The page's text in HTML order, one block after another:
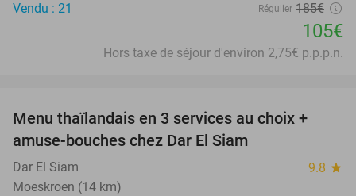
Vendu : 21
Régulier 185€
105€
Hors taxe de séjour d'environ 2,75€ p.p.p.n.
38%
Menu thaïlandais en 3 services au choix +
amuse-bouches chez Dar El Siam
Dar El Siam 9.8 star
Moeskroen (14 km)